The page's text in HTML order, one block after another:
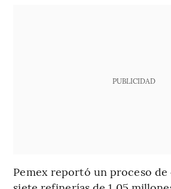
PUBLICIDAD
Pemex reportó un proceso de